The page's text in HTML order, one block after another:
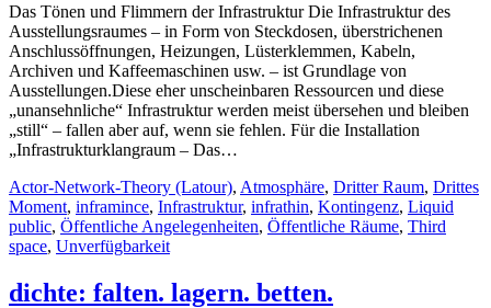
Das Tönen und Flimmern der Infrastruktur Die Infrastruktur des
Ausstellungsraumes – in Form von Steckdosen, überstrichenen
Anschlussöffnungen, Heizungen, Lüsterklemmen, Kabeln,
Archiven und Kaffeemaschinen usw. – ist Grundlage von
Ausstellungen.Diese eher unscheinbaren Ressourcen und diese
„unansehnliche“ Infrastruktur werden meist übersehen und bleiben
„still“ – fallen aber auf, wenn sie fehlen. Für die Installation
„Infrastrukturklangraum – Das…
Kategorien
Actor-Network-Theory (Latour), Atmosphäre, Dritter Raum, Drittes
Moment, inframince, Infrastruktur, infrathin, Kontingenz, Liquid
public, Öffentliche Angelegenheiten, Öffentliche Räume, Third
space, Unverfügbarkeit
dichte: falten. lagern. betten.